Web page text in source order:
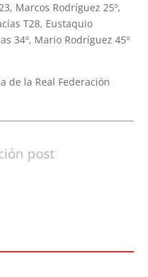
Marcos Rodríguez 25º,
T28, Eustaquio
34º, Mario Rodríguez 45º
de la Real Federación
post